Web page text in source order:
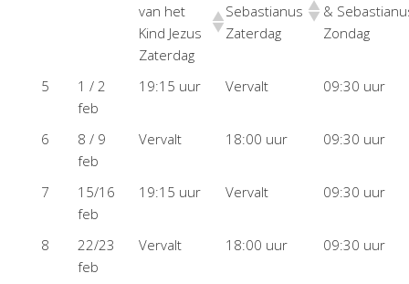
van het
Kind Jezus
Zaterdag
Sebastianus
Zaterdag
&
Zondag
5
1 / 2
feb
19:15 uur Vervalt 09:30 uur
6
8 / 9
feb
Vervalt 18:00 uur 09:30 uur
7
15/16
feb
19:15 uur Vervalt 09:30 uur
8
22/23
feb
Vervalt 18:00 uur 09:30 uur